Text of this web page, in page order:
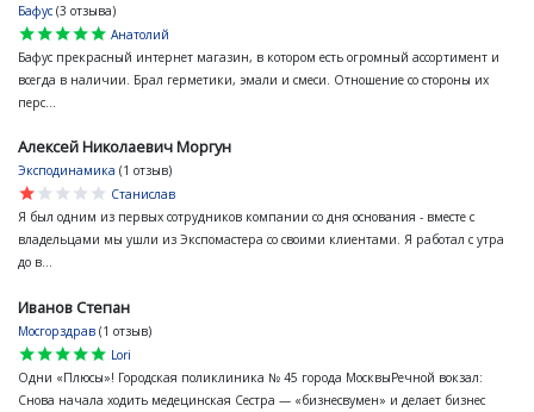
Бафус (3 отзыва)
star
star
star
star
star
Анатолий
Бафус прекрасный интернет магазин, в котором есть огромный ассортимент и
всегда в наличии. Брал герметики, эмали и смеси. Отношение со стороны их
перс...
Алексей Николаевич Моргун
Эксподинамика (1 отзыв)
star
star
star
star
star
Станислав
Я был одним из первых сотрудников компании со дня основания - вместе с
владельцами мы ушли из Экспомастера со своими клиентами. Я работал с утра
до в...
Иванов Степан
Мосгорздрав (1 отзыв)
star
star
star
star
star
Lori
Одни «Плюсы»! Городская поликлиника № 45 города МосквыРечной вокзал:
Снова начала ходить медецинская Сестра — «бизнесвумен» и делает бизнес